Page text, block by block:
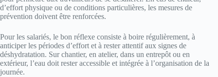
d’effort physique ou de conditions particulières, les mesures de
prévention doivent être renforcées.
Pour les salariés, le bon réflexe consiste à boire régulièrement, à
anticiper les périodes d’effort et à rester attentif aux signes de
déshydratation. Sur chantier, en atelier, dans un entrepôt ou en
extérieur, l’eau doit rester accessible et intégrée à l’organisation de la
journée.